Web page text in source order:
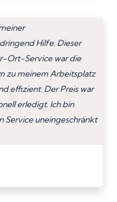
Hilfe. Dieser
Ort-Service war die
zu meinem Arbeitsplatz
effizient. Der Preis war
erledigt. Ich bin
Service uneingeschränkt